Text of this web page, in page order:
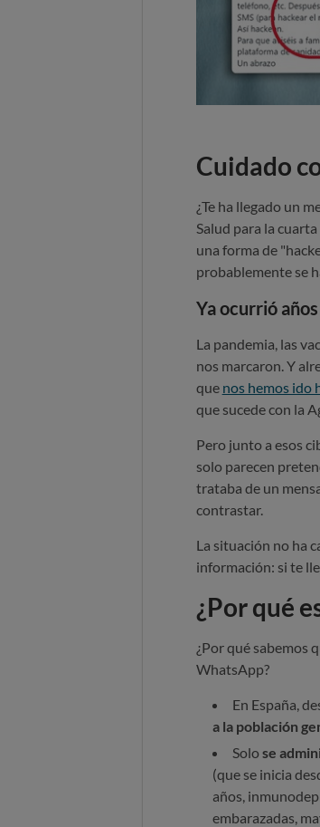
Cuidado
¿Te ha llegado un
Salud para la
una forma de
probablemente se
Ya ocurrió
La pandemia, las
nos marcaron. Y
que nos hemos ido
que sucede con la
Pero junto a esos
solo parecen
trataba de un
contrastar.
La situación no ha
información: si te
¿Por qué
¿Por qué sabemos
WhatsApp?
En España,
a la población
Solo se
(que se inicia
años,
embarazadas,